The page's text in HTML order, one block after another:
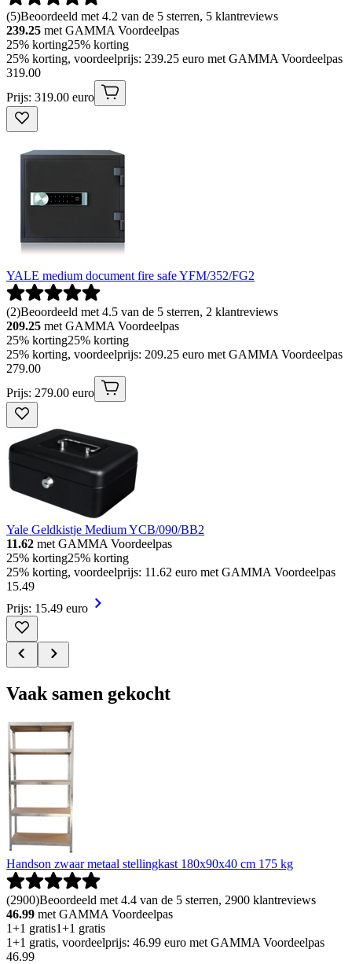
(5)Beoordeeld met 4.2 van de 5 sterren, 5 klantreviews
239.25 met GAMMA Voordeelpas
25% korting25% korting
25% korting, voordeelprijs: 239.25 euro met GAMMA Voordeelpas
319.00
Prijs: 319.00 euro
YALE medium document fire safe YFM/352/FG2
(2)Beoordeeld met 4.5 van de 5 sterren, 2 klantreviews
209.25 met GAMMA Voordeelpas
25% korting25% korting
25% korting, voordeelprijs: 209.25 euro met GAMMA Voordeelpas
279.00
Prijs: 279.00 euro
Yale Geldkistje Medium YCB/090/BB2
11.62 met GAMMA Voordeelpas
25% korting25% korting
25% korting, voordeelprijs: 11.62 euro met GAMMA Voordeelpas
15.49
Prijs: 15.49 euro
Vaak samen gekocht
Handson zwaar metaal stellingkast 180x90x40 cm 175 kg
(2900)Beoordeeld met 4.4 van de 5 sterren, 2900 klantreviews
46.99 met GAMMA Voordeelpas
1+1 gratis1+1 gratis
1+1 gratis, voordeelprijs: 46.99 euro met GAMMA Voordeelpas
46.99